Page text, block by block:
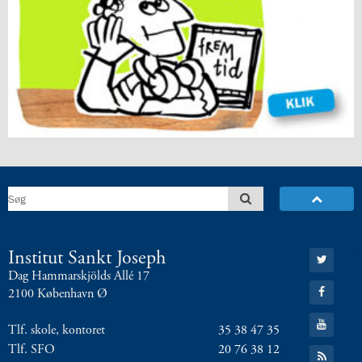
Bilingual
Department
Næste
indlæg:
Hvor
kommer
indlæg:
Kærlighed
Institut Sankt Joseph
Dag Hammarskjölds Allé 17
2100 København Ø
Tlf. skole, kontoret
35 38 47 35
Tlf. SFO
20 76 38 12
Gå
til:
Twitter
Gå
til:
Facebook
Gå
til:
YouTube
Gå